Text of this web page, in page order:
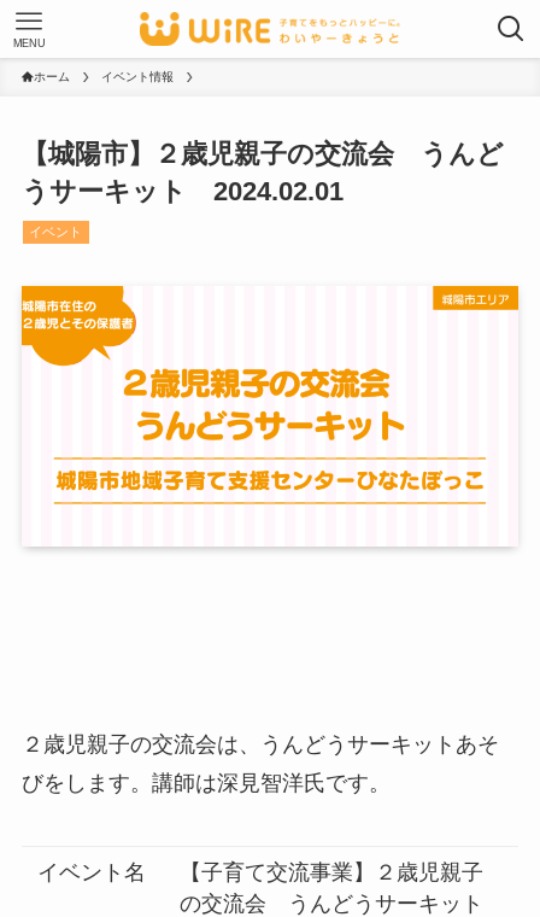
MENU
ホーム イベント情報
【城陽市】２歳児親子の交流会 うんど
うサーキット 2024.02.01
イベント
２歳児親子の交流会は、うんどうサーキットあそ
びをします。講師は深見智洋氏です。
イベント名
【子育て交流事業】２歳児親子
の交流会 うんどうサーキット